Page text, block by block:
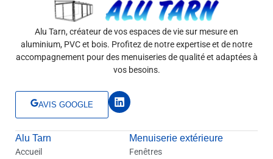
Alu Tarn, créateur de vos espaces de vie sur mesure en
aluminium, PVC et bois. Profitez de notre expertise et de notre
accompagnement pour des menuiseries de qualité et adaptées à
vos besoins.
AVIS GOOGLE
L
i
k
Alu Tarn
Accueil
Menuiserie extérieure
Fenêtres